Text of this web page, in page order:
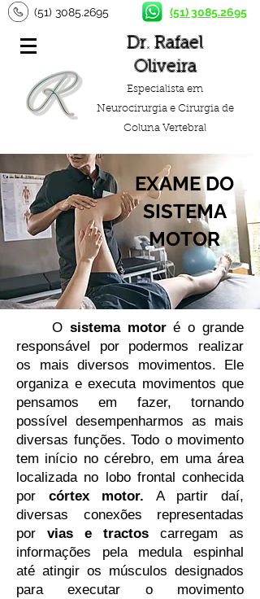
Dr. Rafael
Oliveira
Especialista em
Neurocirurgia e Cirurgia de
Coluna Vertebral
(51) 3085.2695 (51) 3085.2695
EXAME DO
SISTEMA
MOTOR
O sistema motoré o grande
responsável por podermos realizar
os mais diversos movimentos. Ele
organiza e executa movimentos que
pensamos em fazer, tornando
possível desempenharmos as mais
diversas funções. Todo o movimento
tem início no cérebro, em uma área
localizada no lobo frontal conhecida
por córtex motor. A partir daí,
diversas conexões representadas
por vias e tractos carregam as
informações pela medula espinhal
até atingir os músculos designados
para executar o movimento